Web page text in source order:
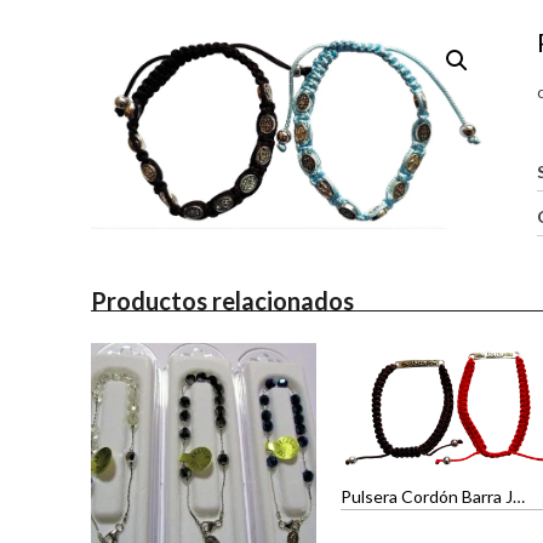
Productos relacionados
Pulsera Cordón Barra Jesús – Roja y Café